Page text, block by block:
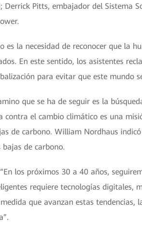
Derrick Pitts, embajador del Sistema
es la necesidad de reconocer que la
En este sentido, los asistentes
para evitar que este mundo
que se ha de seguir es la
contra el cambio climático es una
de carbono. William Nordhaus
de carbono.
los próximos 30 a 40 años,
requiere tecnologías digitales,
que avanzan estas